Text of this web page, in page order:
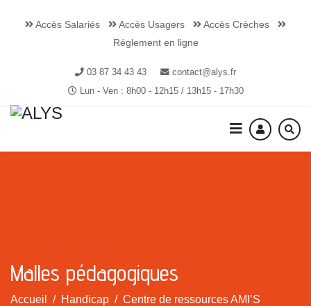
Accès Salariés Accès Usagers
Accès Crèches
Réglement en ligne
03 87 34 43 43
contact@alys.fr
Lun - Ven : 8h00 - 12h15 / 13h15 - 17h30
Malles pédagogiques
Accueil Handicap
Centre de ressources AMI’S